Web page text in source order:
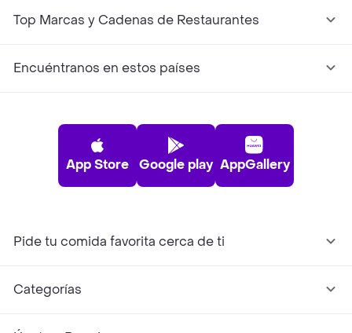
Top Marcas y Cadenas de Restaurantes
Encuéntranos en estos países
App Store Google play AppGallery
Pide tu comida favorita cerca de ti
Categorías